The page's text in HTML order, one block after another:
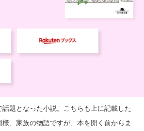
題となった小説。こちらも上に記載した
様、家族の物語ですが、本を開く前からま